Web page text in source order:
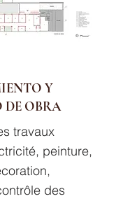
Y
DE OBRA
travaux
peinture,
des